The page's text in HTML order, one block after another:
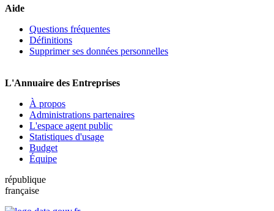
Aide
Questions fréquentes
Définitions
Supprimer ses données personnelles
L'Annuaire des Entreprises
À propos
Administrations partenaires
L'espace agent public
Statistiques d'usage
Budget
Équipe
république
française